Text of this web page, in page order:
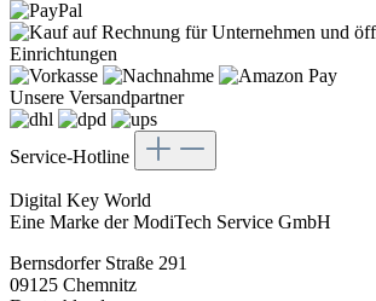
Unsere Versandpartner
Service-Hotline
Digital Key World
Eine Marke der ModiTech Service GmbH
Bernsdorfer Straße 291
09125 Chemnitz